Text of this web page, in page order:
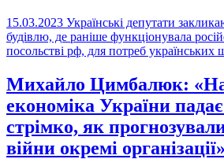
15.03.2023 Українські депутати
будівлю, де раніше функціонувала
посольстві рф, для потреб українських
Михайло Цимбалюк:
економіка України
стрімко, як
війни окремі організації»